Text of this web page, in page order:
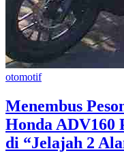
otomotif
Menembus
Honda ADV160
di “Jelajah 2